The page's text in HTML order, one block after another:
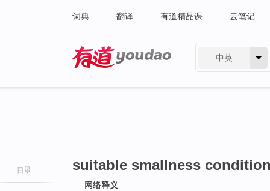
词典 翻译 有道精品课 云笔记
中英
目录 suitable smallness
网络释义